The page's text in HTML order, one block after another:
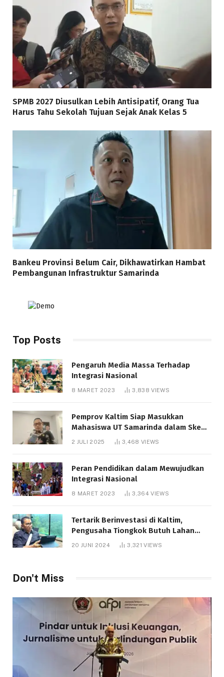
SPMB 2027 Diusulkan Lebih Antisipatif, Orang Tua
Harus Tahu Sekolah Tujuan Sejak Anak Kelas 5
Bankeu Provinsi Belum Cair, Dikhawatirkan Hambat
Pembangunan Infrastruktur Samarinda
Top Posts
Pengaruh Media Massa Terhadap
Integrasi Nasional
8 MARET 2023 3,838VIEWS
Pemprov Kaltim Siap Masukkan
Mahasiswa UT Samarinda dalam Skema
Bantuan Pendidikan Gratispol
2 JULI 2025 3,468 VIEWS
Peran Pendidikan dalam Mewujudkan
Integrasi Nasional
8 MARET 2023 3,364VIEWS
Tertarik Berinvestasi di Kaltim,
Pengusaha Tiongkok Butuh Lahan
1.000 Hektare
20 JUNI 2024 3,321VIEWS
Don't Miss